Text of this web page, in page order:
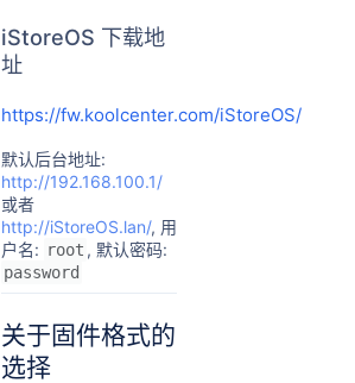
iStoreOS 下载地
址
https://fw.koolcenter.com/iStoreOS/
默认后台地址:
http://192.168.100.1/
或者
http://iStoreOS.lan/, 用
户名: root , 默认密码:
password
关于固件格式的
选择